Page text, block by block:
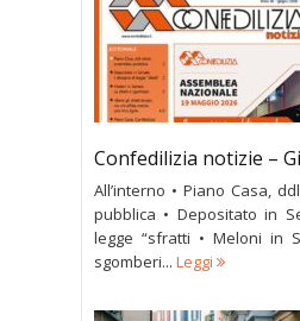
Confedilizia notizie –
All’interno • Piano Casa,
pubblica • Depositato in
legge “sfratti • Meloni in
sgomberi... Leggi